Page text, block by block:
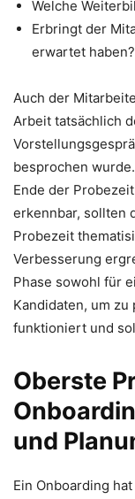
Welche
Erbringt der
erwartet haben?
Auch der
Arbeit tatsächlich
besprochen
Ende der
erkennbar, sollten
Probezeit
Verbesserung
Phase sowohl für
Kandidaten, um
funktioniert und
Oberste
und
Ein Onboarding